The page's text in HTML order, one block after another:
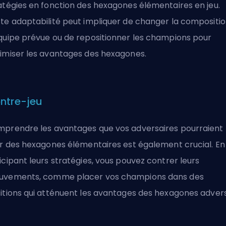
en fonction des hexagones élémentaires en jeu.
adaptabilité peut impliquer de changer la
prévue ou de repositionner les champions pour
les avantages des hexagones.
jeu
les avantages que vos adversaires pourraient
des hexagones élémentaires est également crucial. En
leurs stratégies, vous pouvez contrer leurs
comme placer vos champions dans des
qui atténuent les avantages des hexagones